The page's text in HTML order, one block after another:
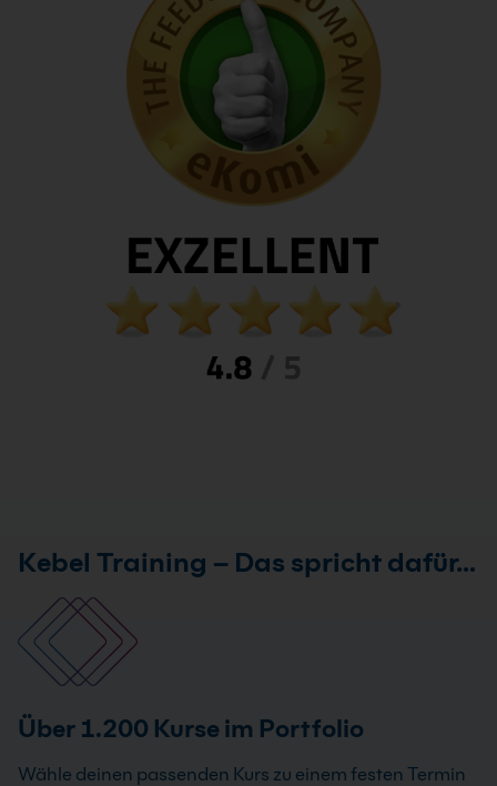
Kebel Training – Das spricht dafür…
Über 1.200 Kurse im Portfolio
Wähle deinen passenden Kurs zu einem festen Termin